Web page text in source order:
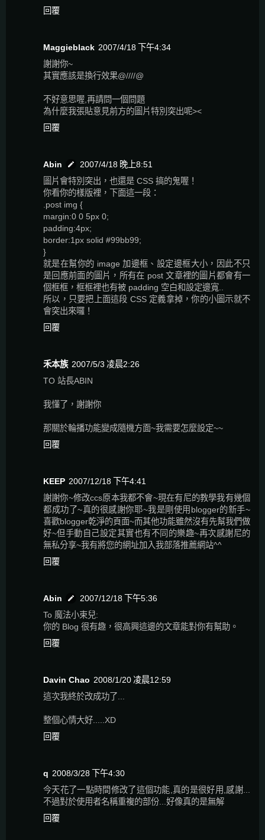
回覆
Maggieblack 2007/4/18 下午4:34
謝謝你~
其實應該是換行效果@////@
不好意思喔,再請問一個問題
為什麼我張貼意見前方的圖片特別突出呢><
回覆
Abin
2007/4/18 晚上8:51
圖片會特別突出，也還是 CSS 搞的鬼喔！
你看你的樣版裡，下面這一段：
.post img {
margin:0 0 5px 0;
padding:4px;
border:1px solid #99bb99;
}
就是在幫你的 image 加邊框、設定邊框大小，因此不只
是回應前面的圖片，所有在 post 文章裡的圖片都會有一
個框框，框框裡也有被 padding 空白和設定邊寬..
所以，只要把上面這段 CSS 定義拿掉，你的小圖示就不
會突出來囉！
回覆
禾本族 2007/5/3 凌晨2:26
TO 站長ABIN
我懂了，謝謝你
那關於輪播功能變成隨機方面~我需要怎麼設定~~
回覆
KEEP 2007/12/18 下午4:41
謝謝你~修改ccs原本我都不會~現在有尼的教學我有幾個
都成功了~真的很感謝你耶~我是剛使用blogger的新手~
喜歡blogger乾淨的頁面~而其他功能雖然沒有先幫我們做
好~但手動自己設定其實也有不同的樂趣~再次感謝尼的
無私分享~我有將您的網址加入我部落推薦網站^^
回覆
Abin
2007/12/18 下午5:36
To 魔法小束兒:
你的 Blog 很有趣，很高興這邊的文章能對你有幫助。
回覆
Davin Chao 2008/1/20 凌晨12:59
這次我終於改成功了...
整個心情大好.....XD
回覆
q 2008/3/28 下午4:30
今天花了一點時間修改了這個功能,真的是很好用,感謝...
不過對於使用者名稱重複的部份...好像真的是無解
回覆